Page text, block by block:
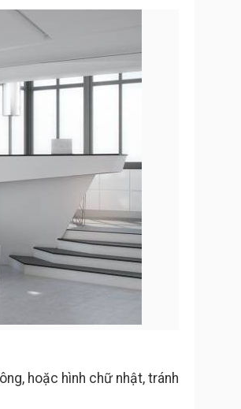
hoặc hình chữ nhật, tránh